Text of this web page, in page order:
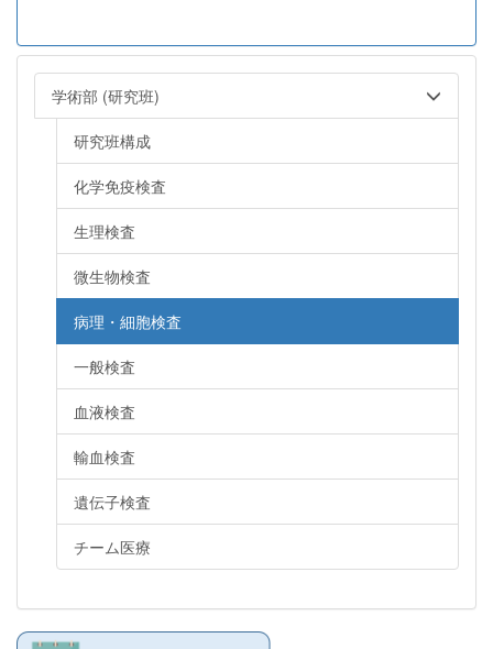
学術部 (研究班)
研究班構成
化学免疫検査
生理検査
微生物検査
病理・細胞検査
一般検査
血液検査
輸血検査
遺伝子検査
チーム医療